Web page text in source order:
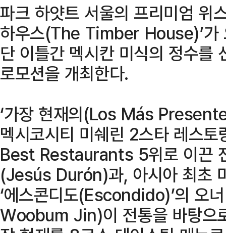
파크 하얏트 서울의 프리미엄 위
하우스(The Timber House)’가
단 이틀간 멕시칸 미식의 정수를
로모션을 개최한다.
‘가장 현재의(Los Más
멕시코시티 미쉐린 2스타 레스
Best Restaurants 5위로 이끈
(Jesús Durón)과, 아시아 최초
‘에스콘디도(Escondido)’의 오
Woobum Jin)이 전통을 바탕으